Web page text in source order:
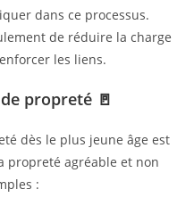
dans ce processus.
de réduire la charge
les liens.
propreté 🚪
dès le plus jeune âge est
propreté agréable et non
: